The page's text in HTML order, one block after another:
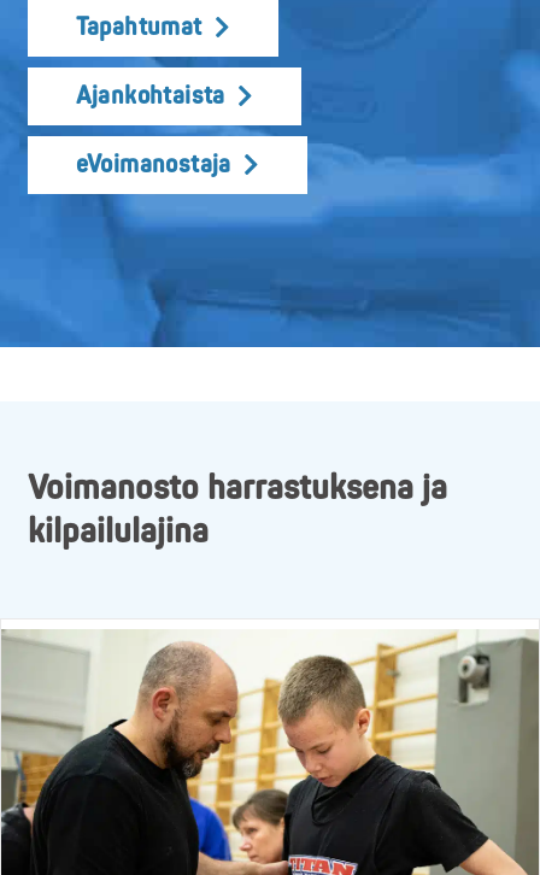
Tapahtumat
Ajankohtaista
eVoimanostaja
Voimanosto harrastuksena ja
kilpailulajina